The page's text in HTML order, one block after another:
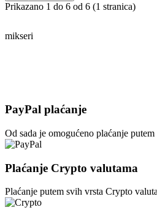
Prikazano 1 do 6 od 6 (1 stranica)
mikseri
PayPal plaćanje
Od sada je omogućeno plaćanje putem
Plaćanje Crypto valutama
Plaćanje putem svih vrsta Crypto